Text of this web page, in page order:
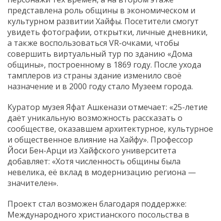
представлена роль общины в экономическом и
культурном развитии Хайфы. Посетители смогут
увидеть фотографии, открытки, личные дневники,
а также воспользоваться VR-очками, чтобы
совершить виртуальный тур по зданию «Дома
общины», построенному в 1869 году. После ухода
тамплеров из страны здание изменило своё
назначение и в 2000 году стало Музеем города.
Куратор музея Яфат Ашкенази отмечает: «25-летие
даёт уникальную возможность рассказать о
сообществе, оказавшем архитектурное, культурное
и общественное влияние на Хайфу». Профессор
Йоси Бен-Арци из Хайфского университета
добавляет: «Хотя численность общины была
невелика, её вклад в модернизацию региона —
значителен».
Проект стал возможен благодаря поддержке:
Международного христианского посольства в